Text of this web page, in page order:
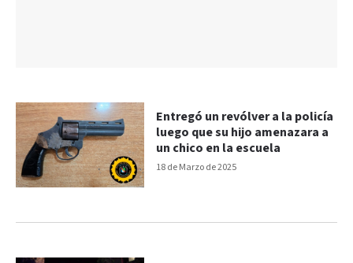
18 de Marzo de 2025
Entregó un revólver a la policía
luego que su hijo amenazara a
un chico en la escuela